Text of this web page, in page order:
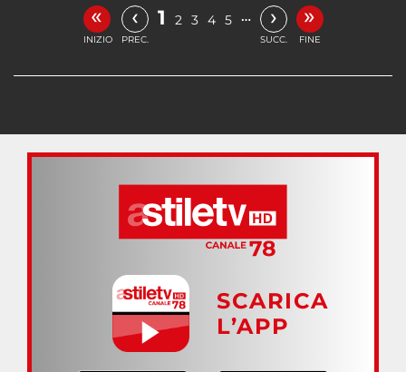
«
INIZIO
‹
PREC.
1 2 3 4 5 … ›
SUCC.
»
FINE
SCARICA
L’APP